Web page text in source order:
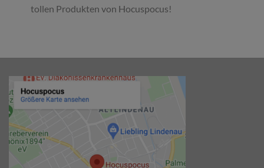
tollen Produkten von Hocuspocus!